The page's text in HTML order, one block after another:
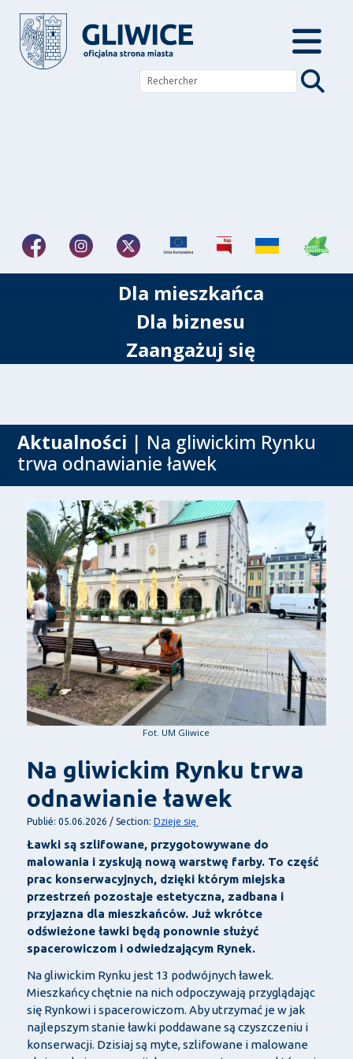
Dla mieszkańca
Dla biznesu
Zaangażuj się
Aktualności | Na gliwickim Rynku
trwa odnawianie ławek
Fot. UM Gliwice
Na gliwickim Rynku trwa
odnawianie ławek
Publié: 05.06.2026 / Section: Dzieje się
Ławki są szlifowane, przygotowywane do
malowania i zyskują nową warstwę farby. To część
prac konserwacyjnych, dzięki którym miejska
przestrzeń pozostaje estetyczna, zadbana i
przyjazna dla mieszkańców. Już wkrótce
odświeżone ławki będą ponownie służyć
spacerowiczom i odwiedzającym Rynek.
Na gliwickim Rynku jest 13 podwójnych ławek.
Mieszkańcy chętnie na nich odpoczywają przyglądając
się Rynkowi i spacerowiczom. Aby utrzymać je w jak
najlepszym stanie ławki poddawane są czyszczeniu i
konserwacji. Dzisiaj są myte, szlifowane i malowane